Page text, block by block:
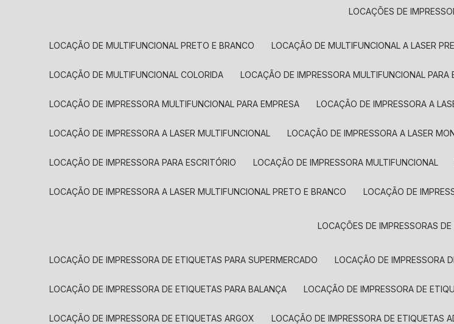
LOCAÇÕES DE
LOCAÇÃO DE MULTIFUNCIONAL PRETO E BRANCO LOCAÇÃO DE MULTIFUNCIONAL A LASER
LOCAÇÃO DE MULTIFUNCIONAL COLORIDA LOCAÇÃO DE IMPRESSORA MULTIFUNCIONAL PARA
LOCAÇÃO DE IMPRESSORA MULTIFUNCIONAL PARA EMPRESA LOCAÇÃO DE IMPRESSORA A
LOCAÇÃO DE IMPRESSORA A LASER MULTIFUNCIONAL LOCAÇÃO DE IMPRESSORA A LASER
LOCAÇÃO DE IMPRESSORA PARA ESCRITÓRIO LOCAÇÃO DE IMPRESSORA MULTIFUNCIONAL
LOCAÇÃO DE IMPRESSORA A LASER MULTIFUNCIONAL PRETO E BRANCO LOCAÇÃO DE
LOCAÇÕES DE IMPRESSORAS
LOCAÇÃO DE IMPRESSORA DE ETIQUETAS PARA SUPERMERCADO LOCAÇÃO DE IMPRESSORA
LOCAÇÃO DE IMPRESSORA DE ETIQUETAS PARA BALANÇA LOCAÇÃO DE IMPRESSORA DE
LOCAÇÃO DE IMPRESSORA DE ETIQUETAS ARGOX LOCAÇÃO DE IMPRESSORA DE ETIQUETAS